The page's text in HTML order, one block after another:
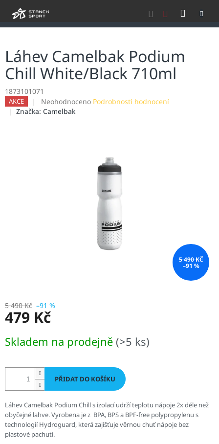
Láhev Camelbak Podium
Chill White/Black 710ml
1873101071
AKCE
Průměrné
hodnocení
Neohodnoceno Podrobnosti hodnocení
Značka: Camelbak
5 490 KČ
–91 %
5 490 Kč –91 %
479 Kč
cena:
Skladem na prodejně (>5 ks)
PŘIDAT DO KOŠÍKU
Láhev Camelbak Podium Chill s izolací udrží teplotu nápoje 2x déle než
obyčejné lahve. Vyrobena je z BPA, BPS a BPF-free polypropylenu s
technologií Hydroguard, která zajišťuje věrnou chuť nápoje bez
plastové pachuti.